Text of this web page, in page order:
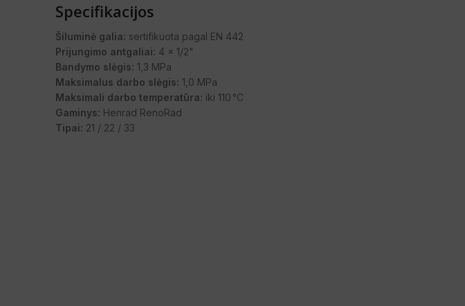
Specifikacijos
Šiluminė galia: sertifikuota pagal EN 442
Prijungimo antgaliai: 4 x 1/2"
Bandymo slėgis: 1,3 MPa
Maksimalus darbo slėgis: 1,0 MPa
Maksimali darbo temperatūra: iki 110 °C
Gaminys: Henrad RenoRad
Tipai: 21 / 22 / 33